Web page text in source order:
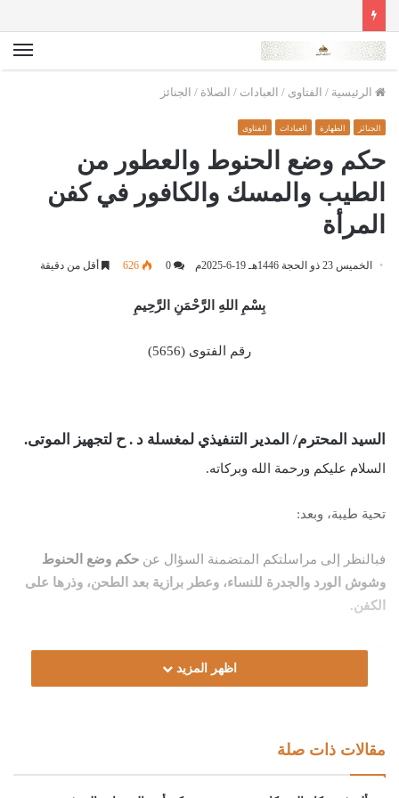
الرئيسية / الفتاوى / العبادات / الصلاة / الجنائز
الجنائز الطهارة العبادات الفتاوى
حكم وضع الحنوط والعطور من
الطيب والمسك والكافور في كفن
المرأة
الخميس 23 ذو الحجة 1446هـ 19-6-2025م 0
626 أقل من دقيقة
بِسْمِ اللهِ الرَّحْمَنِ الرَّحِيمِ
رقم الفتوى (5656)
السيد المحترم/ المدير التنفيذي لمغسلة د . ح لتجهيز الموتى.
السلام عليكم ورحمة الله وبركاته.
تحية طيبة، وبعد:
فبالنظر إلى مراسلتكم المتضمنة السؤال عن حكم وضع الحنوط
وشوش الورد والجدرة للنساء، وعطر برازية بعد الطحن، وذرها على
الكفن.
الجواب:
اظهر المزيد
مقالات ذات صلة